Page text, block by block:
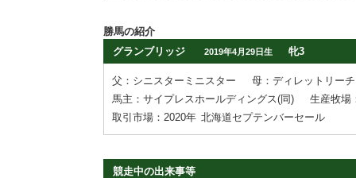
勝馬の紹介
グランブリッジ
2019年4月29日生 牝3
父：シニスターミニスター
母：ディレットリー
馬主：サイプレスホールディングス(同)
生産牧場
取引市場：2020年 北海道セプテンバーセール
競走中の出来事等